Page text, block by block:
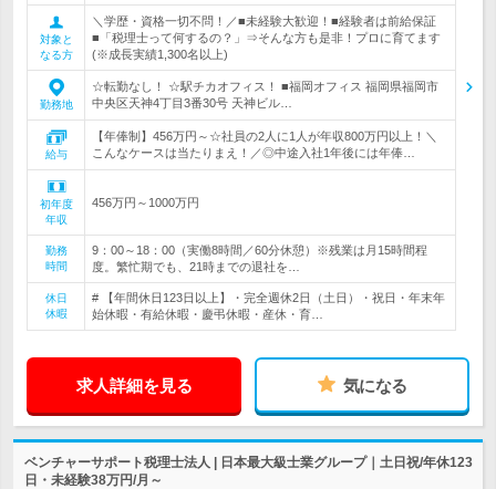
対象と
なる方
＼学歴・資格一切不問！／■未経験大歓迎！■経験者は前給保証
■「税理士って何するの？」⇒そんな方も是非！プロに育てます
(※成長実績1,300名以上)
勤務地
☆転勤なし！ ☆駅チカオフィス！ ■福岡オフィス 福岡県福岡市
中央区天神4丁目3番30号 天神ビル…
給与
【年俸制】456万円～☆社員の2人に1人が年収800万円以上！＼
こんなケースは当たりまえ！／◎中途入社1年後には年俸…
初年度
年収
456万円～1000万円
勤務
時間
9：00～18：00（実働8時間／60分休憩）※残業は月15時間程
度。繁忙期でも、21時までの退社を…
休日
休暇
# 【年間休日123日以上】・完全週休2日（土日）・祝日・年末年
始休暇・有給休暇・慶弔休暇・産休・育…
求人詳細を見る 気になる
ベンチャーサポート税理士法人 | 日本最大級士業グループ｜土日祝/年休123
日・未経験38万円/月～